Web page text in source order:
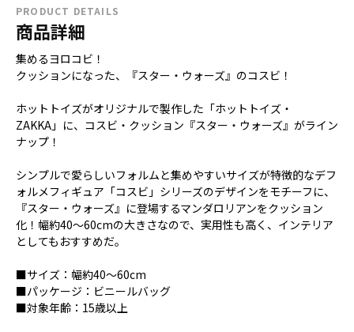
PRODUCT DETAILS
商品詳細
集めるヨロコビ！
クッションになった、『スター・ウォーズ』のコスビ！
ホットトイズがオリジナルで製作した「ホットトイズ・
ZAKKA」に、コスビ・クッション『スター・ウォーズ』がライン
ナップ！
シンプルで愛らしいフォルムと集めやすいサイズが特徴的なデフ
ォルメフィギュア「コスビ」シリーズのデザインをモチーフに、
『スター・ウォーズ』に登場するマンダロリアンをクッション
化！幅約40～60cmの大きさなので、実用性も高く、インテリア
としてもおすすめだ。
■サイズ：幅約40～60cm
■パッケージ：ビニールバッグ
■対象年齢：15歳以上